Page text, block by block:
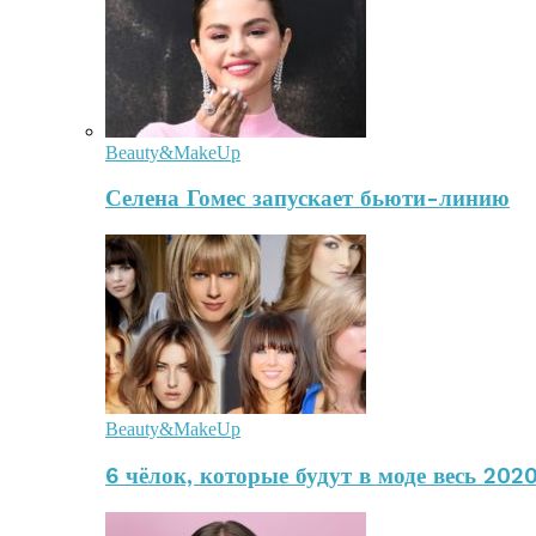
Beauty&MakeUp
Селена Гомес запускает бьюти-линию
Beauty&MakeUp
6 чёлок, которые будут в моде весь